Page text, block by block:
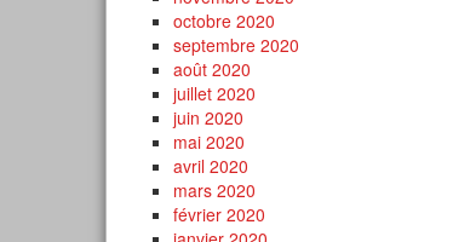
octobre 2020
septembre 2020
août 2020
juillet 2020
juin 2020
mai 2020
avril 2020
mars 2020
février 2020